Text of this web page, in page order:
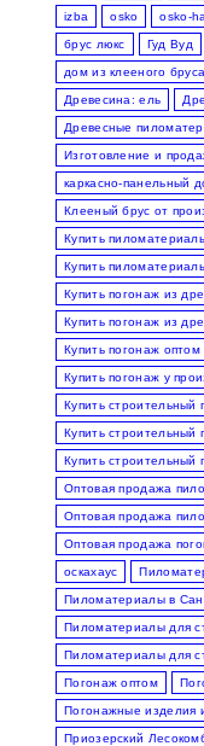
izba osko osko-
брус люкс Гуд Вуд
дом из клееного
Древесина: ель
Древесные
Изготовление и
каркасно-панельный
Клееный брус от
Купить
Купить
Купить погонаж из
Купить погонаж из
Купить погонаж оптом
Купить погонаж у
Купить строительный
Купить строительный
Купить строительный
Оптовая продажа
Оптовая продажа
Оптовая продажа
оскахаус
Пиломатериалы в
Пиломатериалы для
Пиломатериалы для
Погонаж оптом
Погонажные изделия
Приозерский